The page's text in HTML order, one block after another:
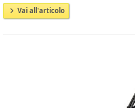
Vai all'articolo